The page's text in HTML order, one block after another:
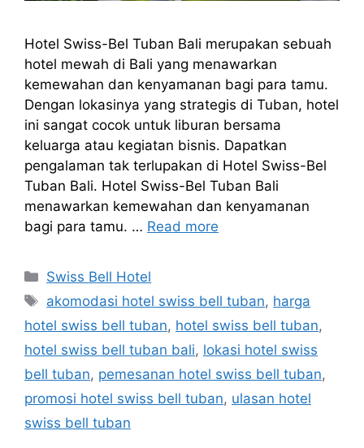
Hotel Swiss-Bel Tuban Bali merupakan sebuah
hotel mewah di Bali yang menawarkan
kemewahan dan kenyamanan bagi para tamu.
Dengan lokasinya yang strategis di Tuban, hotel
ini sangat cocok untuk liburan bersama
keluarga atau kegiatan bisnis. Dapatkan
pengalaman tak terlupakan di Hotel Swiss-Bel
Tuban Bali. Hotel Swiss-Bel Tuban Bali
menawarkan kemewahan dan kenyamanan
bagi para tamu. … Read more
Categories
Swiss Bell Hotel
Tags
akomodasi hotel swiss bell tuban, harga
hotel swiss bell tuban, hotel swiss bell tuban,
hotel swiss bell tuban bali, lokasi hotel swiss
bell tuban, pemesanan hotel swiss bell tuban,
promosi hotel swiss bell tuban, ulasan hotel
swiss bell tuban